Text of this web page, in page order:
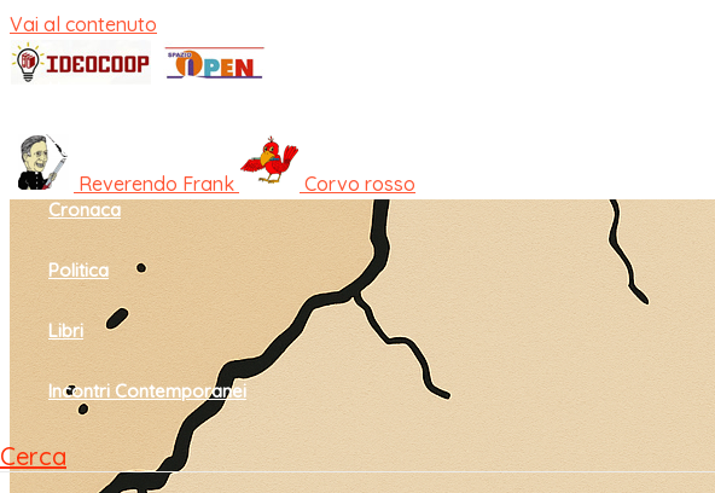
Vai al contenuto
Cultura e società
Cronaca
Politica
Libri
Incontri Contemporanei
Cerca
Reverendo Frank Corvo rosso